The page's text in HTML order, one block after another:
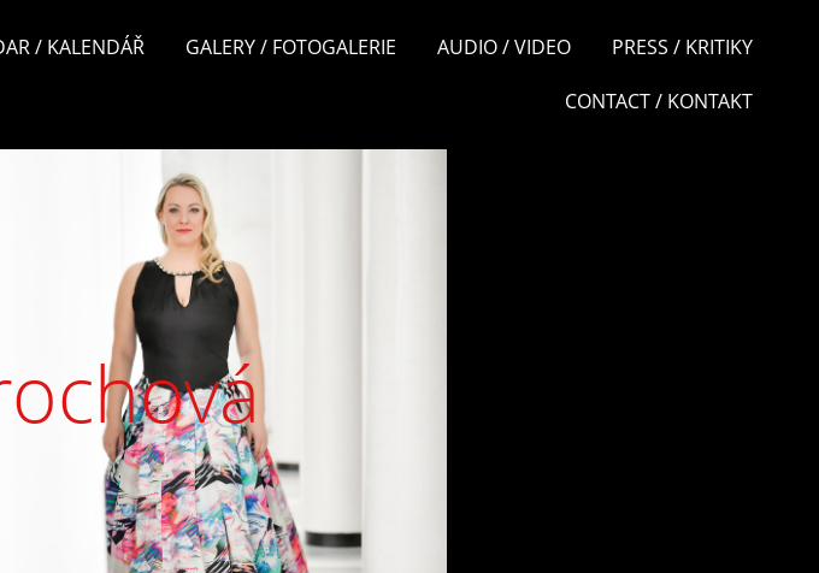
/ KALENDÁŘ GALERY / FOTOGALERIE AUDIO / VIDEO PRESS / KRITIKY
CONTACT / KONTAKT